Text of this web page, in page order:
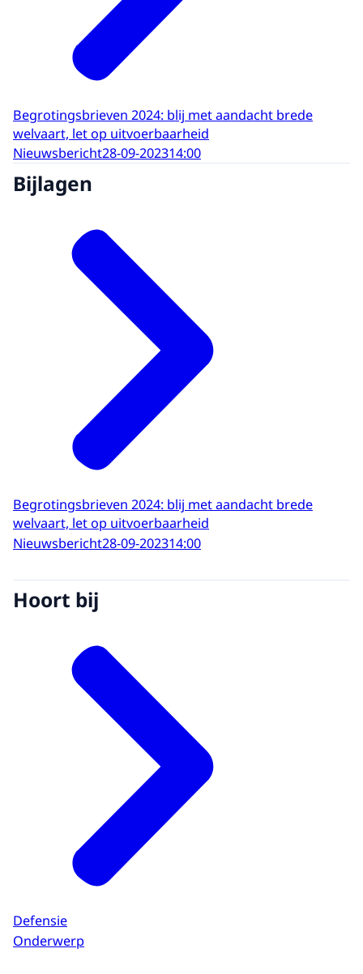
Begrotingsbrieven 2024: blij met aandacht brede
welvaart, let op uitvoerbaarheid
Nieuwsbericht28-09-202314:00
Bijlagen
Begrotingsbrieven 2024: blij met aandacht brede
welvaart, let op uitvoerbaarheid
Nieuwsbericht28-09-202314:00
Hoort bij
Defensie
Onderwerp